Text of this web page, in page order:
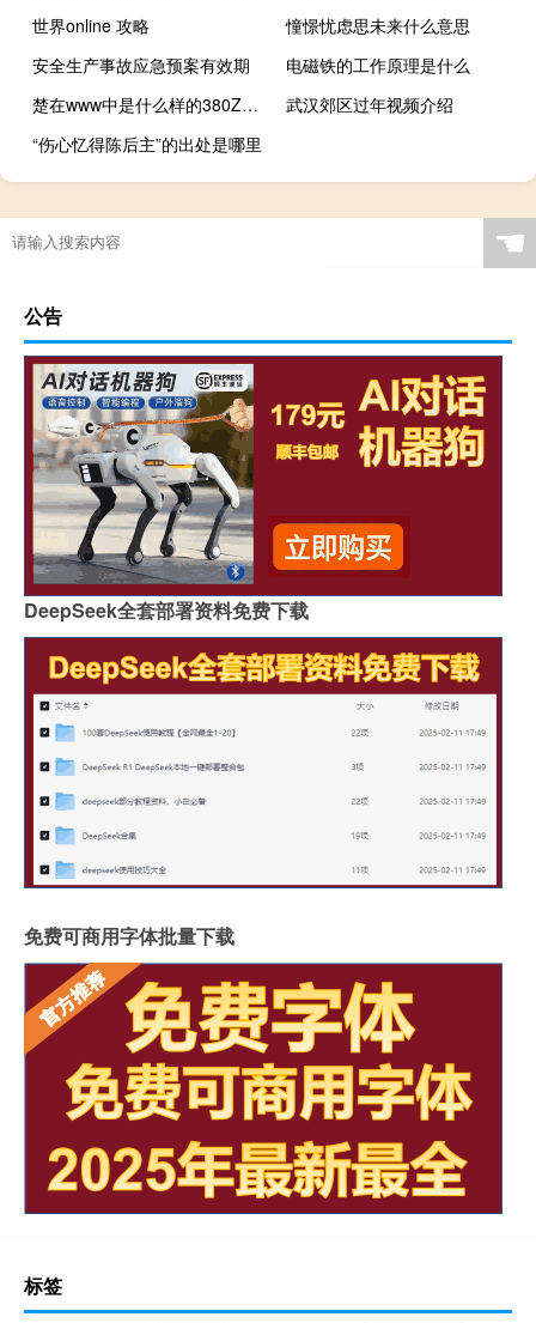
世界online 攻略
憧憬忧虑思未来什么意思
安全生产事故应急预案有效期
电磁铁的工作原理是什么
楚在www中是什么样的380ZZ情况才会380ZZ可以看com的内荣_
武汉郊区过年视频介绍
“伤心忆得陈后主”的出处是哪里
☚
公告
DeepSeek全套部署资料免费下载
免费可商用字体批量下载
标签